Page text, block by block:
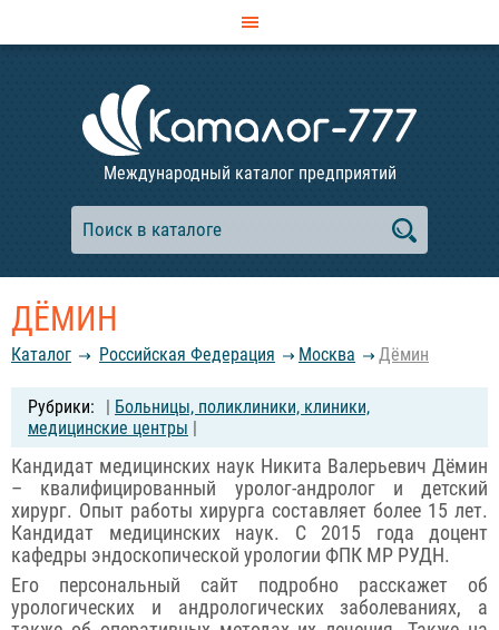
Международный каталог предприятий
ДЁМИН
Каталог Российcкая Федерация Москва Дёмин
| Больницы, поликлиники, клиники,
медицинские центры |
Кандидат медицинских наук Никита Валерьевич Дёмин
– квалифицированный уролог-андролог и детский
хирург. Опыт работы хирурга составляет более 15 лет.
Кандидат медицинских наук. С 2015 года доцент
кафедры эндоскопической урологии ФПК МР РУДН.
Его персональный сайт подробно расскажет об
урологических и андрологических заболеваниях, а